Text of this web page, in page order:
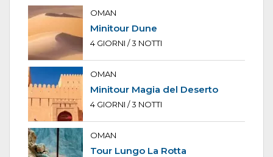
OMAN
Minitour Dune
4 GIORNI / 3 NOTTI
OMAN
Minitour Magia del Deserto
4 GIORNI / 3 NOTTI
OMAN
Tour Lungo La Rotta